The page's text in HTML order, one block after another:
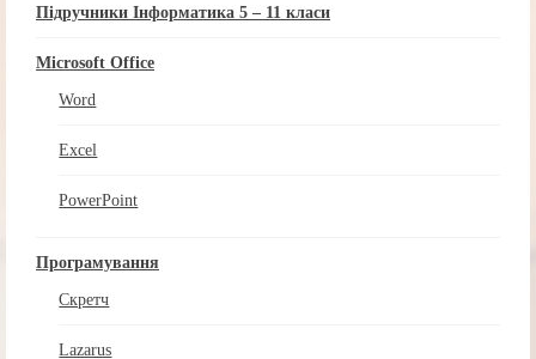
Підручники Інформатика 5 – 11 класи
Microsoft Office
Word
Excel
PowerPoint
Програмування
Скретч
Lazarus